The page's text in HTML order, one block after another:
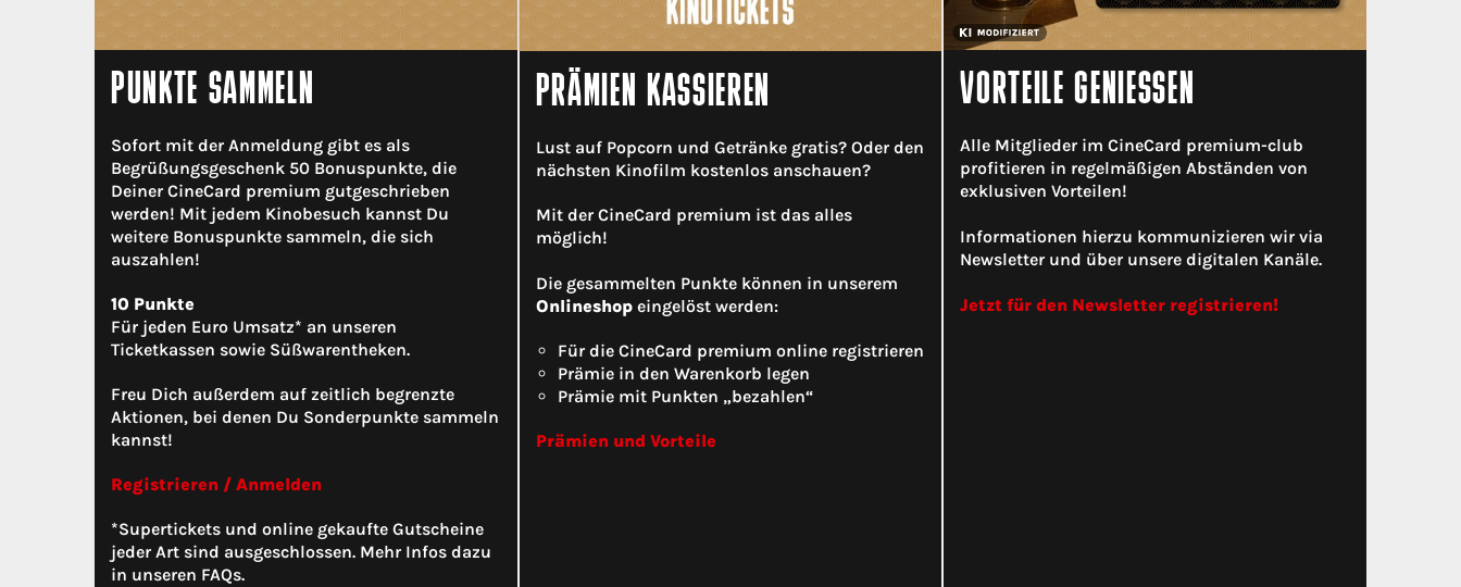
PUNKTE SAMMELN
Sofort mit der Anmeldung gibt es als
Begrüßungsgeschenk 50 Bonuspunkte, die
Deiner CineCard premium gutgeschrieben
werden! Mit jedem Kinobesuch kannst Du
weitere Bonuspunkte sammeln, die sich
auszahlen!
10 Punkte
Für jeden Euro Umsatz* an unseren
Ticketkassen sowie Süßwarentheken.
Freu Dich außerdem auf zeitlich begrenzte
Aktionen, bei denen Du Sonderpunkte sammeln
kannst!
Registrieren / Anmelden
*Supertickets und online gekaufte Gutscheine
jeder Art sind ausgeschlossen. Mehr Infos dazu
in unseren FAQs.
PRÄMIEN KASSIEREN
Lust auf Popcorn und Getränke gratis? Oder den
nächsten Kinofilm kostenlos anschauen?
Mit der CineCard premium ist das alles
möglich!
Die gesammelten Punkte können in unserem
Onlineshopeingelöst werden:
Für die CineCard premium online registrieren
Prämie in den Warenkorb legen
Prämie mit Punkten „bezahlen“
Prämien und Vorteile
VORTEILE GENIESSEN
Alle Mitglieder im CineCard premium-club
profitieren in regelmäßigen Abständen von
exklusiven Vorteilen!
Informationen hierzu kommunizieren wir via
Newsletter und über unsere digitalen Kanäle.
Jetzt für den Newsletter registrieren!